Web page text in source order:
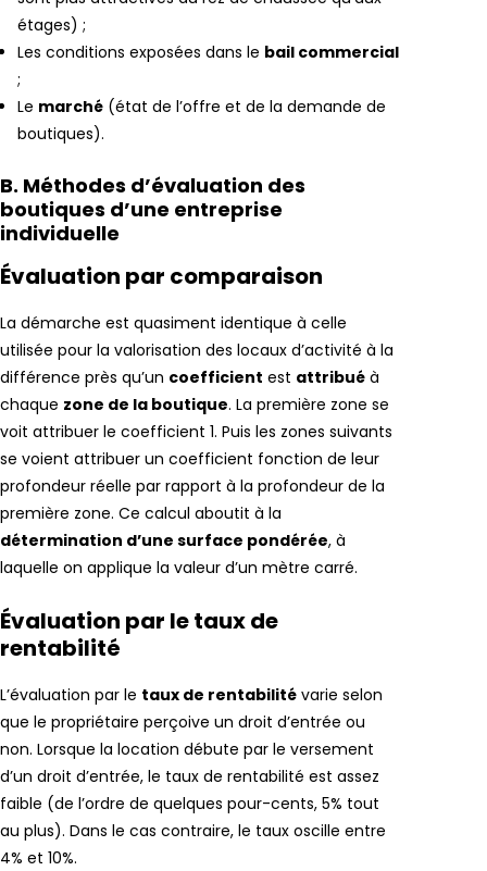
étages) ;
Les conditions exposées dans le bail commercial
;
Le marché (état de l’offre et de la demande de
boutiques).
B. Méthodes d’évaluation des
boutiques d’une entreprise
individuelle
Évaluation par comparaison
La démarche est quasiment identique à celle
utilisée pour la valorisation des locaux d’activité à la
différence près qu’un coefficient est attribué à
chaque zone de la boutique. La première zone se
voit attribuer le coefficient 1. Puis les zones suivants
se voient attribuer un coefficient fonction de leur
profondeur réelle par rapport à la profondeur de la
première zone. Ce calcul aboutit à la
détermination d’une surface pondérée, à
laquelle on applique la valeur d’un mètre carré.
Évaluation par le taux de
rentabilité
L’évaluation par le taux de rentabilité varie selon
que le propriétaire perçoive un droit d’entrée ou
non. Lorsque la location débute par le versement
d’un droit d’entrée, le taux de rentabilité est assez
faible (de l’ordre de quelques pour-cents, 5% tout
au plus). Dans le cas contraire, le taux oscille entre
4% et 10%.